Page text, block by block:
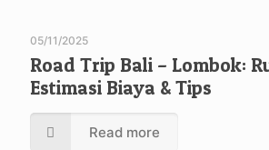
05/11/2025
Road Trip Bali – Lombok:
Estimasi Biaya & Tips
Read more